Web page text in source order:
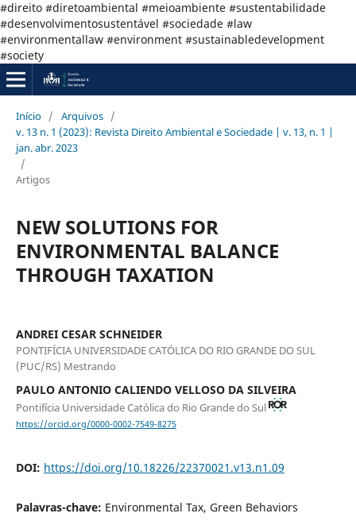
#direito #diretoambiental #meioambiente #sustentabilidade
#desenvolvimentosustentável #sociedade #law
#environmentallaw #environment #sustainabledevelopment
#society
Início / Arquivos /
v. 13 n. 1 (2023): Revista Direito Ambiental e Sociedade | v. 13, n. 1 |
jan. abr. 2023
/
Artigos
NEW SOLUTIONS FOR
ENVIRONMENTAL BALANCE
THROUGH TAXATION
ANDREI CESAR SCHNEIDER
PONTIFÍCIA UNIVERSIDADE CATÓLICA DO RIO GRANDE DO SUL
(PUC/RS) Mestrando
PAULO ANTONIO CALIENDO VELLOSO DA SILVEIRA
Pontifícia Universidade Católica do Rio Grande do Sul
https://orcid.org/0000-0002-7549-8275
DOI: https://doi.org/10.18226/22370021.v13.n1.09
Palavras-chave: Environmental Tax, Green Behaviors